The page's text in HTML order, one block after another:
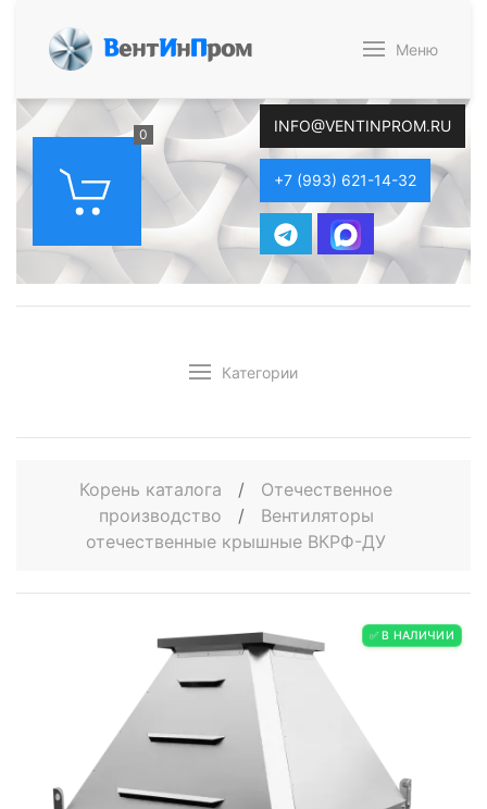
ВентИнПром Меню
0 INFO@VENTINPROM.RU
+7 (993) 621-14-32
Категории
Корень каталога /
Отечественное
производство
/
Вентиляторы
отечественные крышные ВКРФ-ДУ
✅ В НАЛИЧИИ